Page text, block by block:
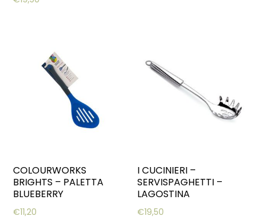
COLOURWORKS
BRIGHTS – PALETTA
BLUEBERRY
€11,20
I CUCINIERI –
SERVISPAGHETTI –
LAGOSTINA
€19,50